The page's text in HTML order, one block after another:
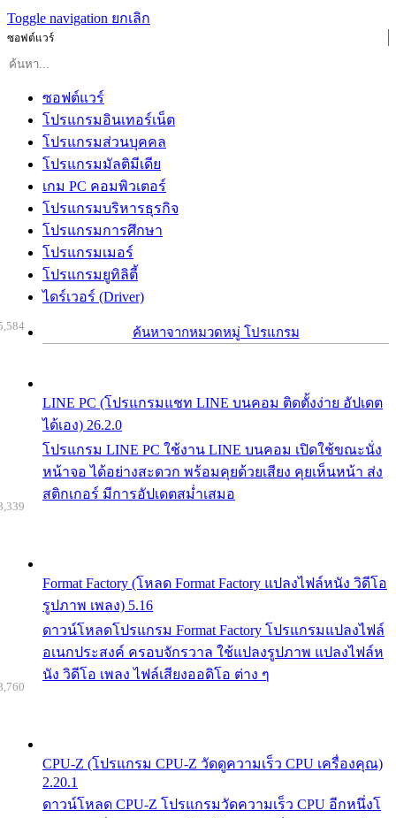
Toggle navigation ยกเลิก
ซอฟต์แวร์
ซอฟต์แวร์
โปรแกรมอินเทอร์เน็ต
โปรแกรมส่วนบุคคล
โปรแกรมมัลติมีเดีย
เกม PC คอมพิวเตอร์
โปรแกรมบริหารธุรกิจ
โปรแกรมการศึกษา
โปรแกรมเมอร์
โปรแกรมยูทิลิตี้
ไดร์เวอร์ (Driver)
ค้นหาจากหมวดหมู่ โปรแกรม
LINE PC (โปรแกรมแชท LINE บนคอม ติดตั้งง่าย อัปเดต
ได้เอง) 26.2.0
โปรแกรม LINE PC ใช้งาน LINE บนคอม เปิดใช้ขณะนั่ง
หน้าจอ ได้อย่างสะดวก พร้อมคุยด้วยเสียง คุยเห็นหน้า ส่ง
สติกเกอร์ มีการอัปเดตสม่ำเสมอ
Format Factory (โหลด Format Factory แปลงไฟล์หนัง วิดีโอ
รูปภาพ เพลง) 5.16
ดาวน์โหลดโปรแกรม Format Factory โปรแกรมแปลงไฟล์
อเนกประสงค์ ครอบจักรวาล ใช้แปลงรูปภาพ แปลงไฟล์ห
นัง วิดีโอ เพลง ไฟล์เสียงออดิโอ ต่าง ๆ
CPU-Z (โปรแกรม CPU-Z วัดดูความเร็ว CPU เครื่องคุณ)
2.20.1
ดาวน์โหลด CPU-Z โปรแกรมวัดความเร็ว CPU อีกหนึ่งโ